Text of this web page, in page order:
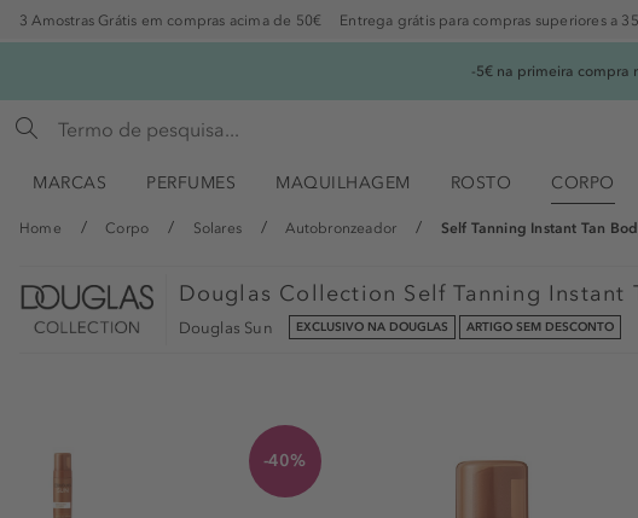
3 Amostras Grátis em compras acima de 50€ Entrega grátis para compras superiores a
-5€ na primeira compra
MARCAS PERFUMES MAQUILHAGEM ROSTO CORPO
Home Corpo Solares Autobronzeador Self Tanning Instant Tan
Douglas Collection Self Tanning Instant
Douglas Sun EXCLUSIVO NA DOUGLAS ARTIGO SEM DESCONTO
-40%